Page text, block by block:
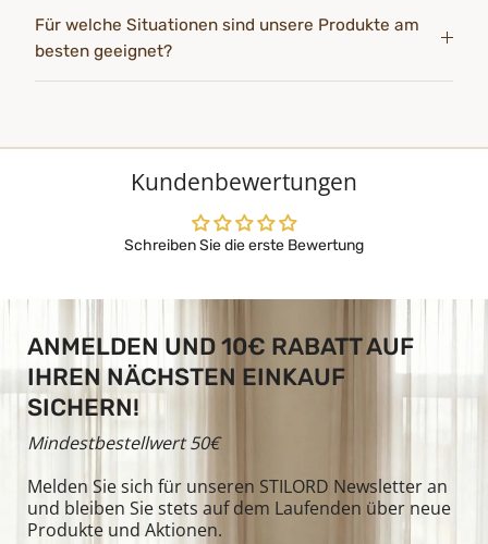
Für welche Situationen sind unsere Produkte am
besten geeignet?
Kundenbewertungen
Schreiben Sie die erste Bewertung
ANMELDEN UND 10€ RABATT AUF
IHREN NÄCHSTEN EINKAUF
SICHERN!
Mindestbestellwert 50€
Melden Sie sich für unseren STILORD Newsletter an
und bleiben Sie stets auf dem Laufenden über neue
Produkte und Aktionen.